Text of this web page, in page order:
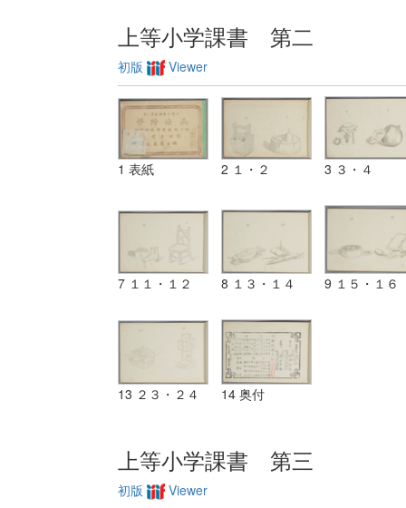
上等小学課書 第二
初版 Viewer
1 表紙 2 １・２ 3 ３・４
7 １１・１２ 8 １３・１４ 9 １５・１６
13 ２３・２４ 14 奥付
上等小学課書 第三
初版 Viewer